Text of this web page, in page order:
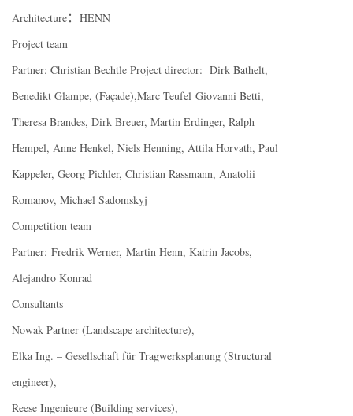
Architecture： HENN
Project team
Partner: Christian Bechtle Project director: Dirk Bathelt,
Benedikt Glampe, (Façade),Marc Teufel Giovanni Betti,
Theresa Brandes, Dirk Breuer, Martin Erdinger, Ralph
Hempel, Anne Henkel, Niels Henning, Attila Horvath, Paul
Kappeler, Georg Pichler, Christian Rassmann, Anatolii
Romanov, Michael Sadomskyj
Competition team
Partner: Fredrik Werner, Martin Henn, Katrin Jacobs,
Alejandro Konrad
Consultants
Nowak Partner (Landscape architecture),
Elka Ing. – Gesellschaft für Tragwerksplanung (Structural
engineer),
Reese Ingenieure (Building services),